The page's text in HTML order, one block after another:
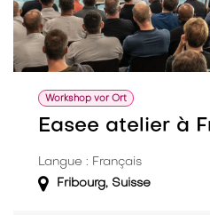
Workshop vor Ort
Easee atelier à
Langue : Français
Fribourg, Suisse